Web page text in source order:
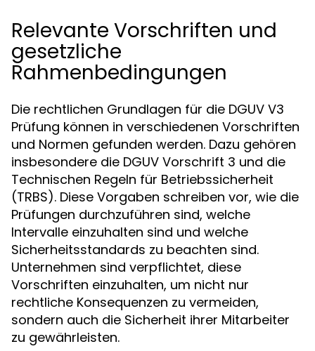
Relevante Vorschriften und
gesetzliche
Rahmenbedingungen
Die rechtlichen Grundlagen für die DGUV V3
Prüfung können in verschiedenen Vorschriften
und Normen gefunden werden. Dazu gehören
insbesondere die DGUV Vorschrift 3 und die
Technischen Regeln für Betriebssicherheit
(TRBS). Diese Vorgaben schreiben vor, wie die
Prüfungen durchzuführen sind, welche
Intervalle einzuhalten sind und welche
Sicherheitsstandards zu beachten sind.
Unternehmen sind verpflichtet, diese
Vorschriften einzuhalten, um nicht nur
rechtliche Konsequenzen zu vermeiden,
sondern auch die Sicherheit ihrer Mitarbeiter
zu gewährleisten.